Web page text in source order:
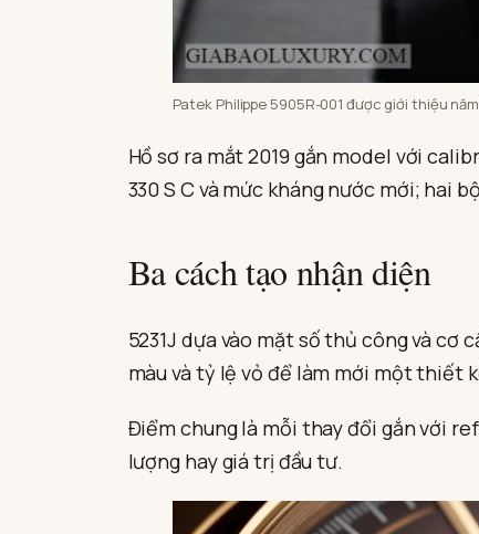
Patek Philippe 5905R-001 được giới thiệu
Hồ sơ ra mắt 2019 gắn model với
330 S C và mức kháng nước mới; hai
Ba cách tạo nhận diện
5231J dựa vào mặt số thủ công và
màu và tỷ lệ vỏ để làm mới một thiết
Điểm chung là mỗi thay đổi gắn với
lượng hay giá trị đầu tư.